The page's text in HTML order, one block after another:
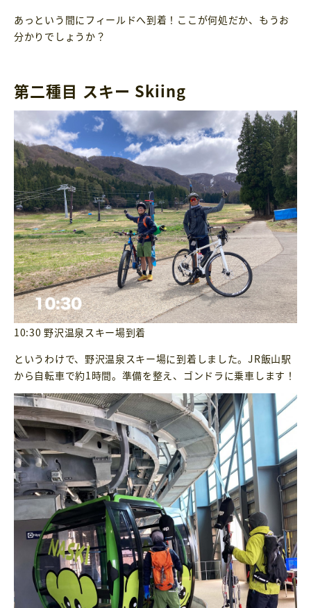
あっという間にフィールドへ到着！ここが何処だか、もうお
分かりでしょうか？
第二種目 スキー Skiing
10:30 野沢温泉スキー場到着
というわけで、野沢温泉スキー場に到着しました。JR飯山駅
から自転車で約1時間。準備を整え、ゴンドラに乗車します！